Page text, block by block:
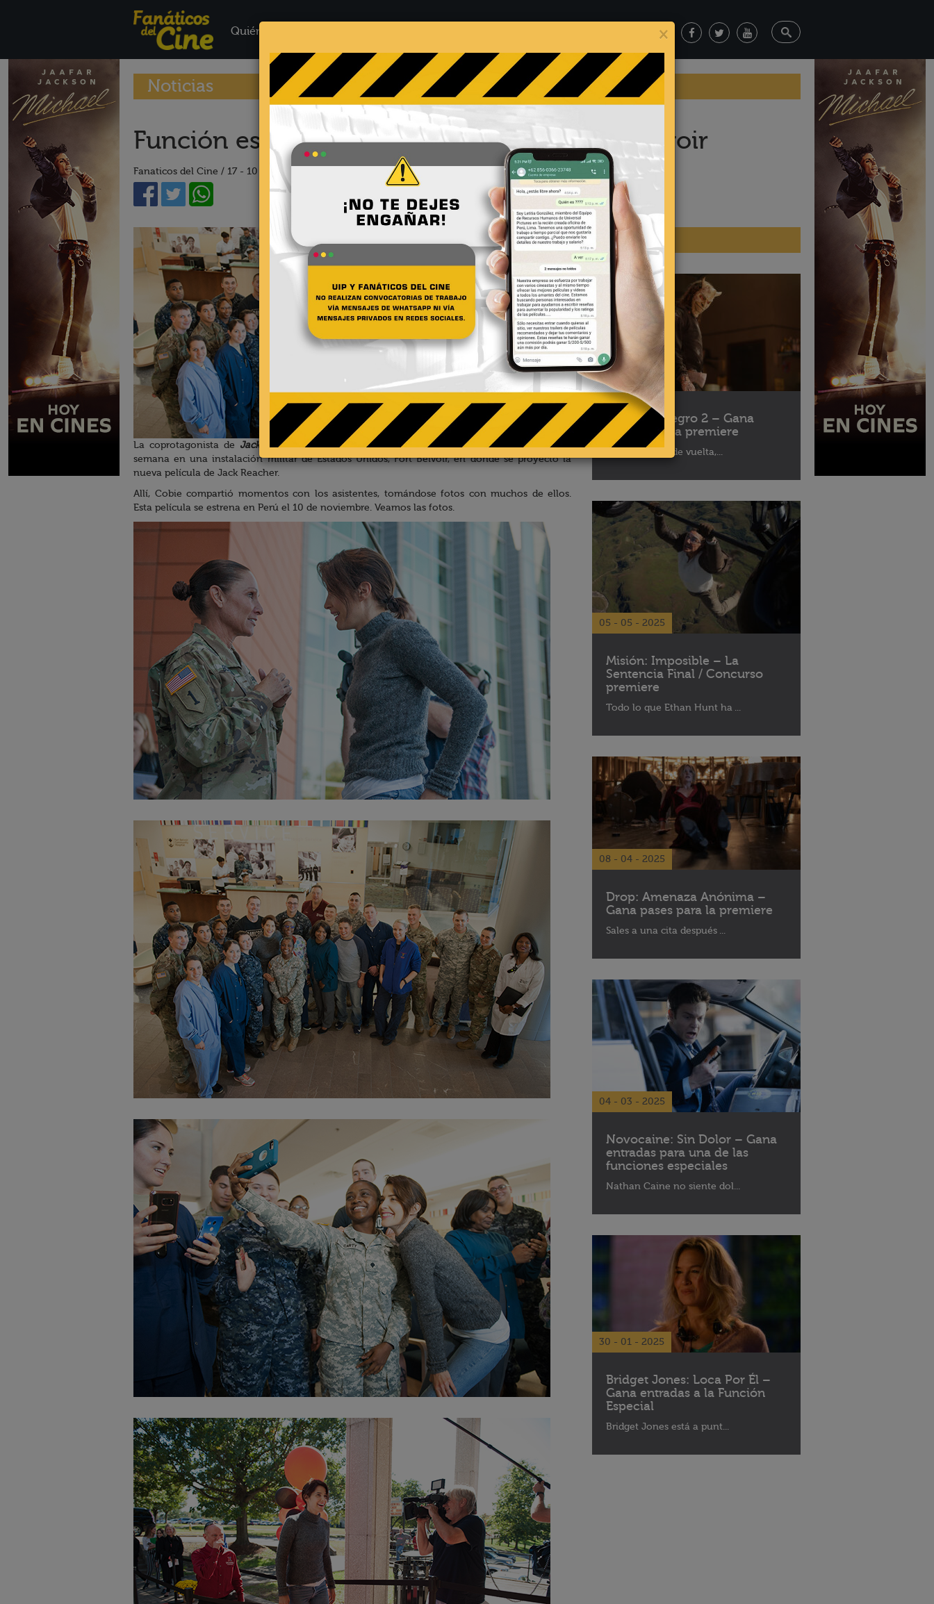
Quiénes Somos
Noticias
Función especial de Jack Reacher en Fort Belvoir
Fanaticos del Cine / 17 - 10 - 16
La coprotagonista de Jack Reacher: Sin Regreso,Cobie Smuldersestuvo presente el fin de
semana en una instalación militar de Estados Unidos, Fort Belvoir, en donde se proyectó la
nueva película de Jack Reacher.
Allí, Cobie compartió momentos con los asistentes, tomándose fotos con muchos de ellos.
Esta película se estrena en Perú el 10 de noviembre. Veamos las fotos.
Noticias
02 - 10 - 2025
Teléfono Negro 2 – Gana
pases para la premiere
El Raptor está de vuelta,...
05 - 05 - 2025
Misión: Imposible – La
Sentencia Final / Concurso
premiere
Todo lo que Ethan Hunt ha ...
08 - 04 - 2025
Drop: Amenaza Anónima –
Gana pases para la premiere
Sales a una cita después ...
04 - 03 - 2025
Novocaine: Sin Dolor – Gana
entradas para una de las
funciones especiales
Nathan Caine no siente dol...
30 - 01 - 2025
Bridget Jones: Loca Por Él –
Gana entradas a la Función
Especial
Bridget Jones está a punt...
×